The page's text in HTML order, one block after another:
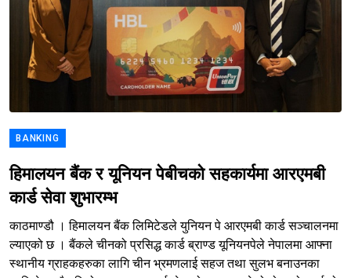
BANKING
हिमालयन बैंक र यूनियन पेबीचको सहकार्यमा आरएमबी
कार्ड सेवा शुभारम्भ
काठमाण्डौ । हिमालयन बैंक लिमिटेडले युनियन पे आरएमबी कार्ड सञ्चालनमा
ल्याएको छ । बैंकले चीनको प्रसिद्ध कार्ड ब्राण्ड यूनियनपेले नेपालमा आफ्ना
स्थानीय ग्राहकहरुका लागि चीन भ्रमणलाई सहज तथा सुलभ बनाउनका